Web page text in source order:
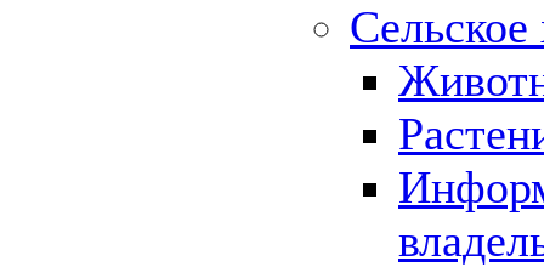
Сельское